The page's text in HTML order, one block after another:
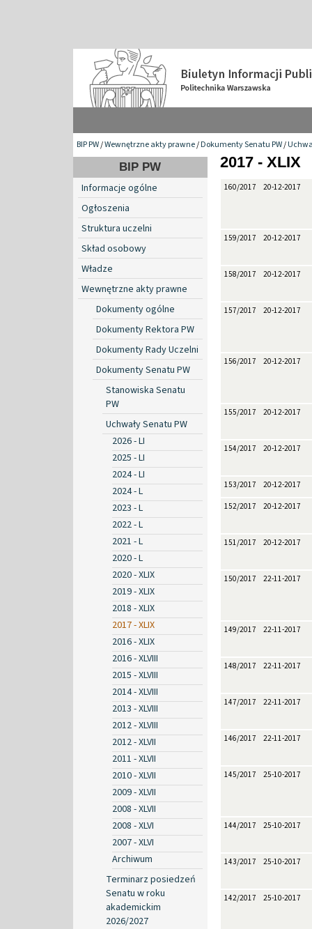
BIP PW/Wewnętrzne akty prawne/Dokumenty Senatu PW/
BIP PW
Informacje ogólne
Ogłoszenia
Struktura uczelni
Skład osobowy
Władze
Wewnętrzne akty prawne
Dokumenty ogólne
Dokumenty Rektora PW
Dokumenty Rady Uczelni
Dokumenty Senatu PW
Stanowiska Senatu
PW
Uchwały Senatu PW
2026 - LI
2025 - LI
2024 - LI
2024 - L
2023 - L
2022 - L
2021 - L
2020 - L
2020 - XLIX
2019 - XLIX
2018 - XLIX
2017 - XLIX
2016 - XLIX
2016 - XLVIII
2015 - XLVIII
2014 - XLVIII
2013 - XLVIII
2012 - XLVIII
2012 - XLVII
2011 - XLVII
2010 - XLVII
2009 - XLVII
2008 - XLVII
2008 - XLVI
2007 - XLVI
Archiwum
Terminarz posiedzeń
Senatu w roku
akademickim
2026/2027
2017 - XLIX
160/2017 20-12-2017
159/2017 20-12-2017
158/2017 20-12-2017
157/2017 20-12-2017
156/2017 20-12-2017
155/2017 20-12-2017
154/2017 20-12-2017
153/2017 20-12-2017
152/2017 20-12-2017
151/2017 20-12-2017
150/2017 22-11-2017
149/2017 22-11-2017
148/2017 22-11-2017
147/2017 22-11-2017
146/2017 22-11-2017
145/2017 25-10-2017
144/2017 25-10-2017
143/2017 25-10-2017
142/2017 25-10-2017